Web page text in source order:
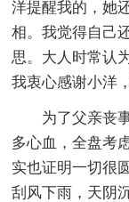
洋提醒我的，她
相。我觉得自己
思。大人时常认
我衷心感谢小洋
为了父亲丧
多心血，全盘考
实也证明一切很
刮风下雨，天阴